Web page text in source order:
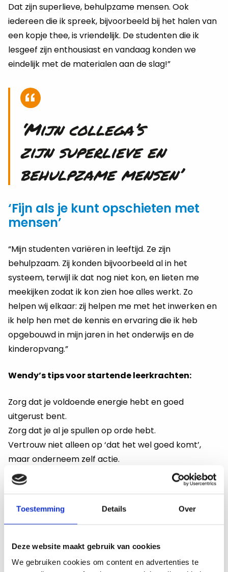
Toestemming Details Over
Deze website maakt gebruik van cookies
We gebruiken cookies om content en advertenties te
Dat zijn superlieve, behulpzame mensen. Ook
iedereen die ik spreek, bijvoorbeeld bij het halen van
een kopje thee, is vriendelijk. De studenten die ik
lesgeef zijn enthousiast en vandaag konden we
eindelijk met de materialen aan de slag!”
‘Mijn collega’s
zijn superlieve en
behulpzame mensen’
‘Fijn als je kunt opschieten met
mensen’
“Mijn studenten variëren in leeftijd. Ze zijn
behulpzaam. Zij konden bijvoorbeeld al in het
systeem, terwijl ik dat nog niet kon, en lieten me
meekijken zodat ik kon zien hoe alles werkt. Zo
helpen wij elkaar: zij helpen me met het inwerken en
ik help hen met de kennis en ervaring die ik heb
opgebouwd in mijn jaren in het onderwijs en de
kinderopvang.”
Wendy’s tips voor startende leerkrachten:
Zorg dat je voldoende energie hebt en goed
uitgerust bent.
Zorg dat je al je spullen op orde hebt.
Vertrouw niet alleen op ‘dat het wel goed komt’,
maar onderneem zelf actie.
Wees er 100% zeker van dat alles goed geregeld is
voor je eerste dag, en zorg dat je weet bij wie je
in de hand, maar als je weet bij wie je terecht kunt,
Geniet van dit mooie vak! Dat doe ik zelf ook nog
elke dag…